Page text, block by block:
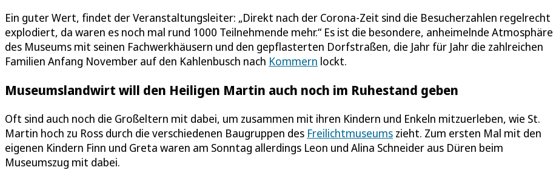
Ein guter Wert, findet der Veranstaltungsleiter: „Direkt nach der Corona-Zeit sind die Besucherzahlen regelrecht
explodiert, da waren es noch mal rund 1000 Teilnehmende mehr.“ Es ist die besondere, anheimelnde Atmosphäre
des Museums mit seinen Fachwerkhäusern und den gepflasterten Dorfstraßen, die Jahr für Jahr die zahlreichen
Familien Anfang November auf den Kahlenbusch nach Kommern lockt.
Museumslandwirt will den Heiligen Martin auch noch im Ruhestand geben
Oft sind auch noch die Großeltern mit dabei, um zusammen mit ihren Kindern und Enkeln mitzuerleben, wie St.
Martin hoch zu Ross durch die verschiedenen Baugruppen des Freilichtmuseums zieht. Zum ersten Mal mit den
eigenen Kindern Finn und Greta waren am Sonntag allerdings Leon und Alina Schneider aus Düren beim
Museumszug mit dabei.